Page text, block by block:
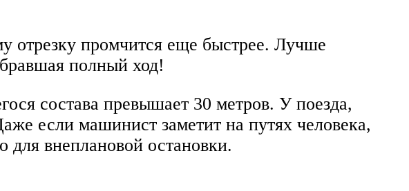
отрезку промчится еще быстрее. Лучше
полный ход!
состава превышает 30 метров. У поезда,
если машинист заметит на путях человека,
для внеплановой остановки.